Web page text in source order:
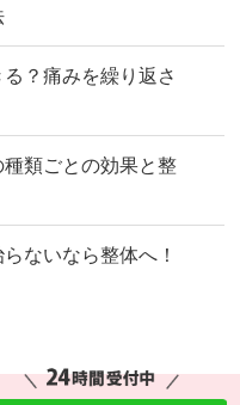
？痛みを繰り返さ
類ごとの効果と整
ないなら整体へ！